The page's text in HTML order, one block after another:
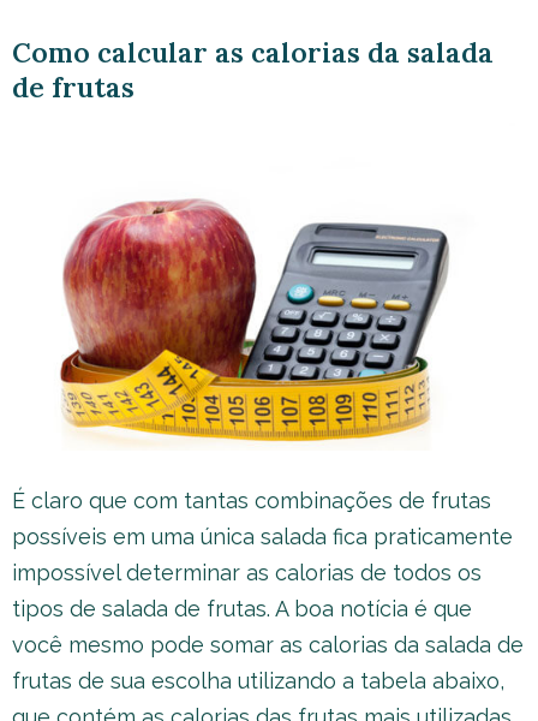
Como calcular as calorias da salada
de frutas
É claro que com tantas combinações de frutas
possíveis em uma única salada fica praticamente
impossível determinar as calorias de todos os
tipos de salada de frutas. A boa notícia é que
você mesmo pode somar as calorias da salada de
frutas de sua escolha utilizando a tabela abaixo,